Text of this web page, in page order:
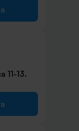
11-13.